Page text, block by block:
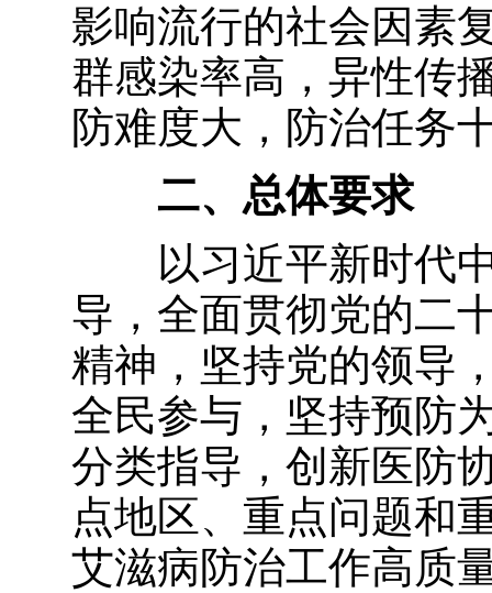
影响流行的社会因素
群感染率高，异性传
防难度大，防治任务
二、总体要求
以习近平新时代
导，全面贯彻党的二
精神，坚持党的领导
全民参与，坚持预防
分类指导，创新医防
点地区、重点问题和
艾滋病防治工作高质